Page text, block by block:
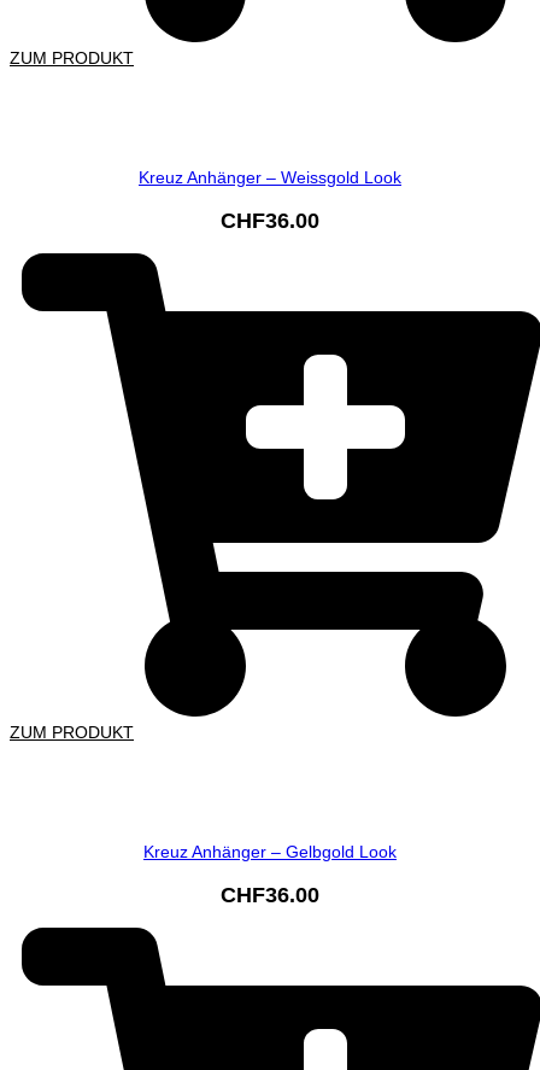
ZUM PRODUKT
Kreuz Anhänger – Weissgold Look
CHF36.00
ZUM PRODUKT
Kreuz Anhänger – Gelbgold Look
CHF36.00